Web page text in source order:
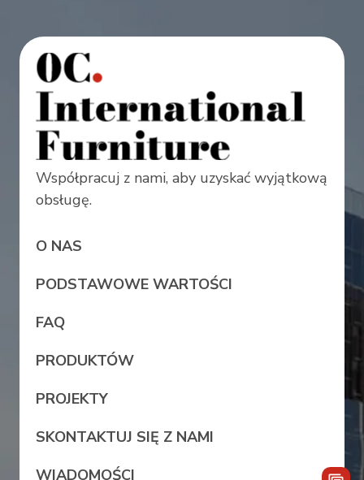
Współpracuj z nami, aby uzyskać wyjątkową
obsługę.
O NAS
PODSTAWOWE WARTOŚCI
FAQ
PRODUKTÓW
PROJEKTY
SKONTAKTUJ SIĘ Z NAMI
WIADOMOŚCI